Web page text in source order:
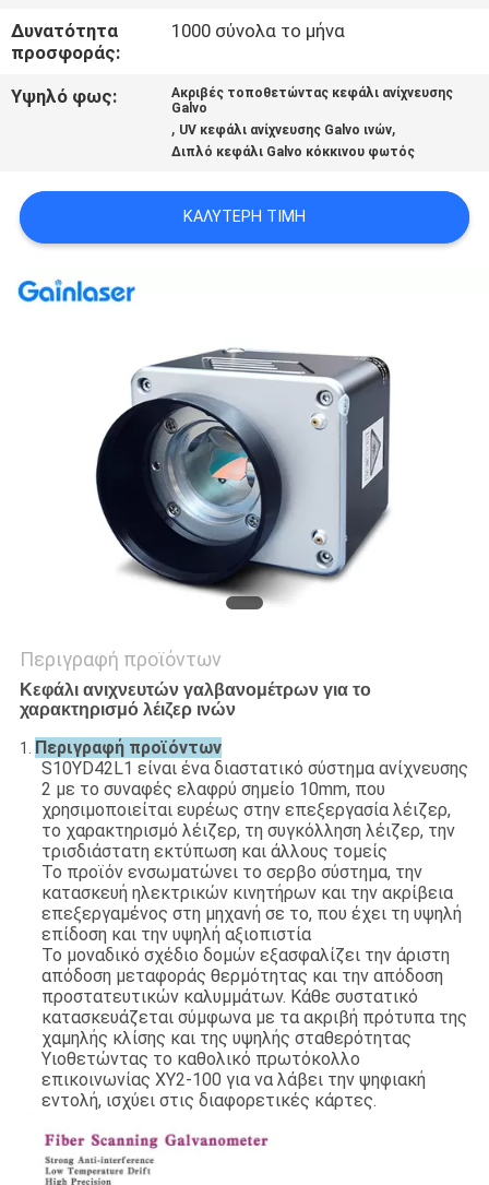
ΖΗΤΉΣΤΕ
ΈΝΑ
ΑΠΌΣΠΑΣΜΑ
PRIVACY
POLICY
Δυνατότητα
προσφοράς:
1000 σύνολα το μήνα
Υψηλό φως:
Ακριβές τοποθετώντας κεφάλι ανίχνευσης
Galvo
, UV κεφάλι ανίχνευσης Galvo ινών,
Διπλό κεφάλι Galvo κόκκινου φωτός
ΚΑΛΎΤΕΡΗ ΤΙΜΉ
Περιγραφή προϊόντων
Κεφάλι ανιχνευτών γαλβανομέτρων για το
χαρακτηρισμό λέιζερ ινών
1. Περιγραφή προϊόντων
S10YD42L1 είναι ένα διαστατικό σύστημα ανίχνευσης
2 με το συναφές ελαφρύ σημείο 10mm, που
χρησιμοποιείται ευρέως στην επεξεργασία λέιζερ,
το χαρακτηρισμό λέιζερ, τη συγκόλληση λέιζερ, την
τρισδιάστατη εκτύπωση και άλλους τομείς
Το προϊόν ενσωματώνει το σερβο σύστημα, την
κατασκευή ηλεκτρικών κινητήρων και την ακρίβεια
επεξεργαμένος στη μηχανή σε το, που έχει τη υψηλή
επίδοση και την υψηλή αξιοπιστία
Το μοναδικό σχέδιο δομών εξασφαλίζει την άριστη
απόδοση μεταφοράς θερμότητας και την απόδοση
προστατευτικών καλυμμάτων. Κάθε συστατικό
κατασκευάζεται σύμφωνα με τα ακριβή πρότυπα της
χαμηλής κλίσης και της υψηλής σταθερότητας
Υιοθετώντας το καθολικό πρωτόκολλο
επικοινωνίας XY2-100 για να λάβει την ψηφιακή
εντολή, ισχύει στις διαφορετικές κάρτες.